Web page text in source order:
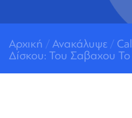
Αρχική / Ανακάλυψε /
Δίσκου: Του Σαβαχου